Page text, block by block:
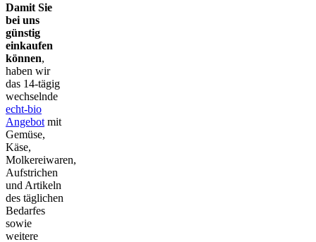
Damit Sie
bei uns
günstig
einkaufen
können,
haben wir
das 14-tägig
wechselnde
echt-bio
Angebot mit
Gemüse,
Käse,
Molkereiwaren,
Aufstrichen
und Artikeln
des täglichen
Bedarfes
sowie
weitere